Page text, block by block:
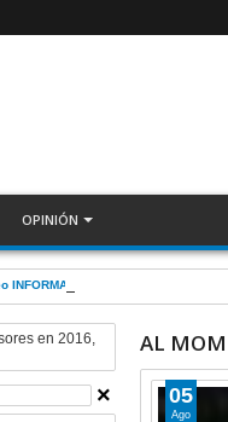
OPINIÓN
en 2016,
AL
05
Ago